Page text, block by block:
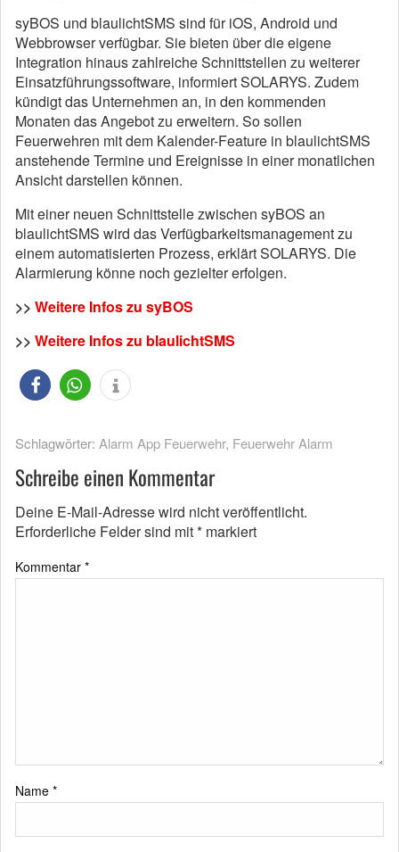
syBOS und blaulichtSMS sind für iOS, Android und
Webbrowser verfügbar. Sie bieten über die eigene
Integration hinaus zahlreiche Schnittstellen zu weiterer
Einsatzführungssoftware, informiert SOLARYS. Zudem
kündigt das Unternehmen an, in den kommenden
Monaten das Angebot zu erweitern. So sollen
Feuerwehren mit dem Kalender-Feature in blaulichtSMS
anstehende Termine und Ereignisse in einer monatlichen
Ansicht darstellen können.
Mit einer neuen Schnittstelle zwischen syBOS an
blaulichtSMS wird das Verfügbarkeitsmanagement zu
einem automatisierten Prozess, erklärt SOLARYS. Die
Alarmierung könne noch gezielter erfolgen.
>> Weitere Infos zu syBOS
>> Weitere Infos zu blaulichtSMS
Schlagwörter: Alarm App Feuerwehr, Feuerwehr Alarm
Schreibe einen Kommentar
Deine E-Mail-Adresse wird nicht veröffentlicht.
Erforderliche Felder sind mit* markiert
Kommentar *
Name *